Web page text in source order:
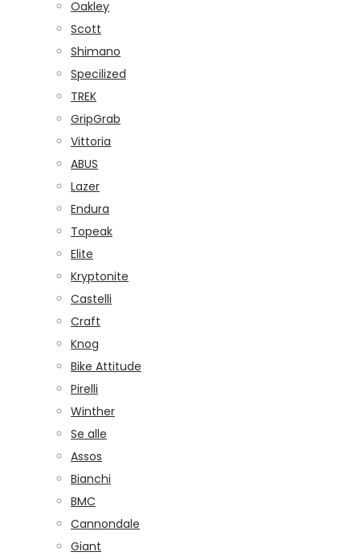
Oakley
Scott
Shimano
Specilized
TREK
GripGrab
Vittoria
ABUS
Lazer
Endura
Topeak
Elite
Kryptonite
Castelli
Craft
Knog
Bike Attitude
Pirelli
Winther
Se alle
Assos
Bianchi
BMC
Cannondale
Giant